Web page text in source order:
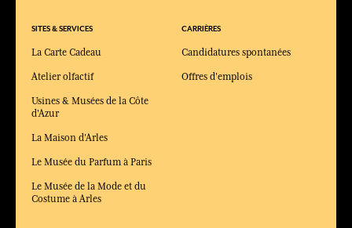
SITES & SERVICES
La Carte Cadeau
Atelier olfactif
Usines & Musées de la Côte
d'Azur
La Maison d'Arles
Le Musée du Parfum à Paris
Le Musée de la Mode et du
Costume à Arles
CARRIÈRES
Candidatures spontanées
Offres d'emplois